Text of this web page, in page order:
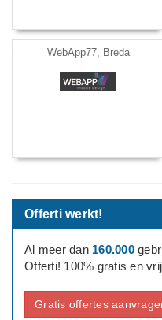
WebApp77, Breda
Offerti werkt!
Al meer dan 160.000
Offerti! 100% gratis en
Gratis offertes